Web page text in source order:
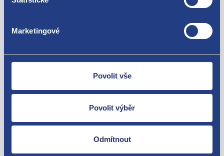
Marketingové
Povolit vše
Povolit výběr
Odmítnout
O své zákazníky se staráme
Máme tisíce spokojených zákazníků.
Podívejte se na jejich